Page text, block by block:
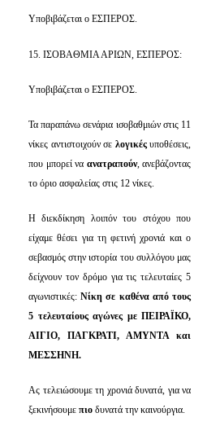
Υποβιβάζεται ο ΕΣΠΕΡΟΣ.
15. ΙΣΟΒΑΘΜΙΑ ΑΡΙΩΝ, ΕΣΠΕΡΟΣ:
Υποβιβάζεται ο ΕΣΠΕΡΟΣ.
Τα παραπάνω σενάρια ισοβαθμιών στις 11
νίκες αντιστοιχούν σε λογικέςυποθέσεις,
που μπορεί να ανατραπούν, ανεβάζοντας
το όριο ασφαλείας στις 12 νίκες.
Η διεκδίκηση λοιπόν του στόχου που
είχαμε θέσει για τη φετινή χρονιά και ο
σεβασμός στην ιστορία του συλλόγου μας
δείχνουν τον δρόμο για τις τελευταίες 5
αγωνιστικές:Νίκη σε καθένα από τους
5 τελευταίους αγώνες με ΠΕΙΡΑΪΚΟ,
ΑΙΓΙΟ, ΠΑΓΚΡΑΤΙ, ΑΜΥΝΤΑ και
ΜΕΣΣΗΝΗ.
Ας τελειώσουμε τη χρονιά δυνατά, για να
ξεκινήσουμε πιο δυνατά την καινούργια.